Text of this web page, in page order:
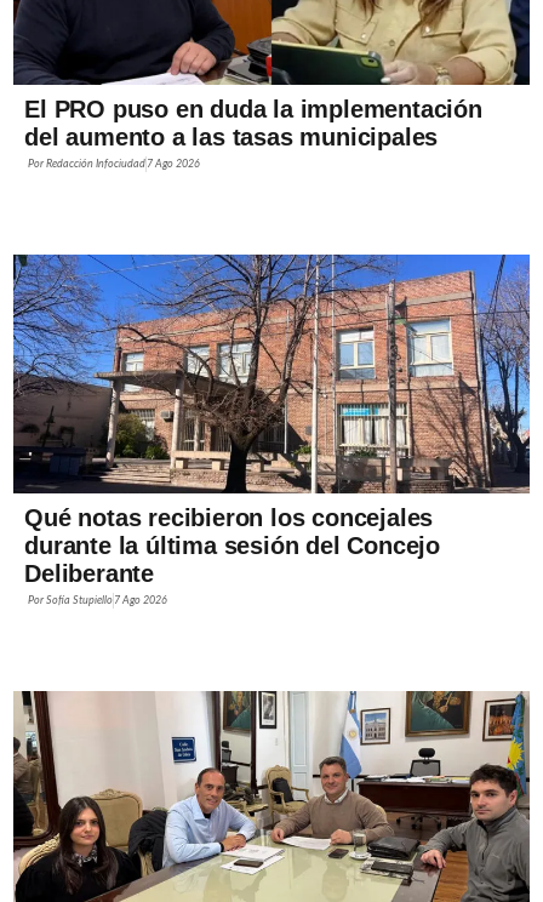
El PRO puso en duda la implementación
del aumento a las tasas municipales
PorRedacción Infociudad 7 Ago 2026
Qué notas recibieron los concejales
durante la última sesión del Concejo
Deliberante
PorSofía Stupiello 7 Ago 2026